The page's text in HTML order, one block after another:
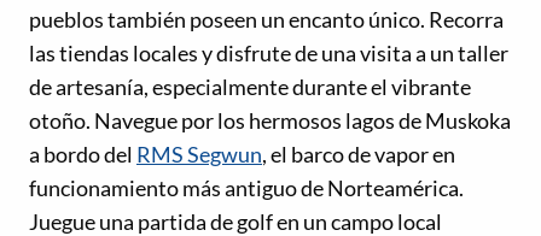
pueblos también poseen un encanto único. Recorra
las tiendas locales y disfrute de una visita a un taller
de artesanía, especialmente durante el vibrante
otoño. Navegue por los hermosos lagos de Muskoka
a bordo del RMS Segwun, el barco de vapor en
funcionamiento más antiguo de Norteamérica.
Juegue una partida de golf en un campo local